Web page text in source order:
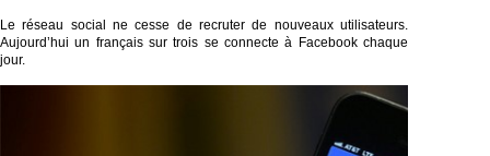
Le réseau social ne cesse de recruter de nouveaux utilisateurs.
Aujourd’hui un français sur trois se connecte à Facebook chaque
jour.